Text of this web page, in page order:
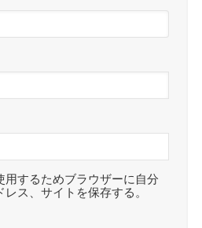
用するためブラウザーに自分
ス、サイトを保存する。